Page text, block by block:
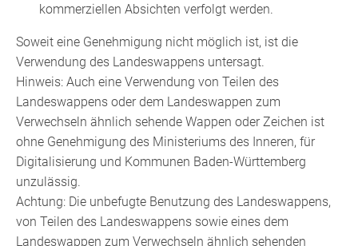
kommerziellen Absichten verfolgt werden.
Soweit eine Genehmigung nicht möglich ist, ist die
Verwendung des Landeswappens untersagt.
Hinweis: Auch eine Verwendung von Teilen des
Landeswappens oder dem Landeswappen zum
Verwechseln ähnlich sehende Wappen oder Zeichen ist
ohne Genehmigung des Ministeriums des Inneren, für
Digitalisierung und Kommunen Baden-Württemberg
unzulässig.
Achtung: Die unbefugte Benutzung des Landeswappens,
von Teilen des Landeswappens sowie eines dem
Landeswappen zum Verwechseln ähnlich sehenden